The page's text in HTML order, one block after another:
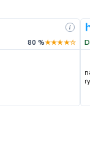
i
80 %★★★★☆